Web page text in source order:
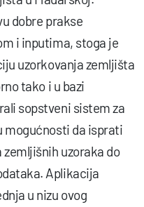
dobre prakse
i inputima, stoga je
uzorkovanja zemljišta
tako i u bazi
sopstveni sistem za
mogućnosti da isprati
uzoraka do
Aplikacija
u nizu ovog